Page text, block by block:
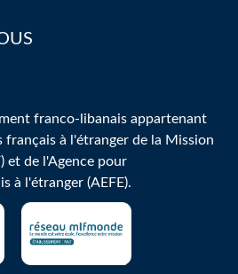
franco-libanais appartenant
français à l'étranger de la Mission
et de l'Agence pour
à l'étranger (AEFE).